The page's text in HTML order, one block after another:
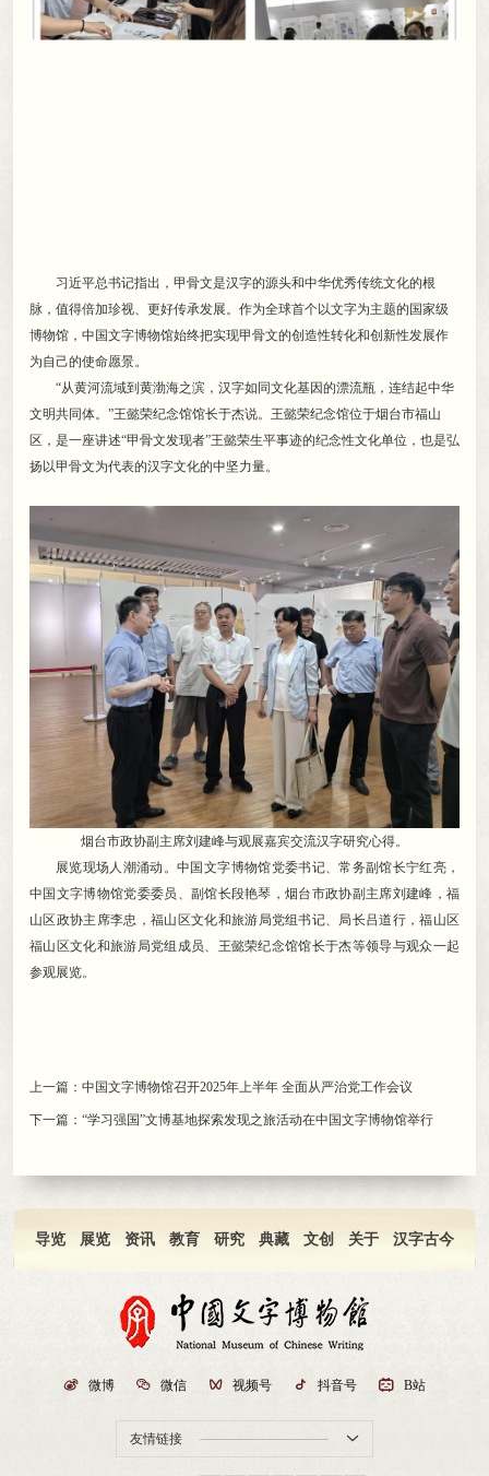
习近平总书记指出 ， 甲骨文是汉字的源头和中华优秀传统文化的根
脉，值得倍加珍视、更好传承发展 。 作为全球首个以文字为主题的国家级
博物馆，中国文字博物馆始终把实现甲骨文的创造性转化和创新性发展作
为自己的使命愿景。
“从黄河流域到黄渤海之滨 ， 汉字如同文化基因的漂流瓶，连结起中华
文明共同体。 ”王懿荣纪念馆馆长于杰说。王懿荣纪念馆位于烟台市福山
区 ， 是一座讲述“甲骨文发现者”王懿荣生平事迹的纪念性文化单位，也是弘
扬以甲骨文为代表的汉字文化的中坚力量。
烟台市政协副主席刘建峰与观展嘉宾交流汉字研究心得。
展览现场人潮涌动 。中国文字博物馆党委书记、常务副馆长宁红亮，
中国文字博物馆党委委员、副馆长段艳琴 ，烟台市政协副主席刘建峰，福
山区政协主席李忠 ， 福山区文化和旅游局党组书记、局长吕道行，福山区
福山区文化和旅游局党组成员、王懿荣纪念馆馆长于杰等领导与观众一起
参观展览。
上一篇： 中国文字博物馆召开2025年上半年 全面从严治党工作会议
下一篇： “学习强国”文博基地探索发现之旅活动在中国文字博物馆举行
导览 展览 资讯 教育 研究 典藏 文创 关于 汉字古今
友情链接 
 微博  微信  视频号  抖音号  B站